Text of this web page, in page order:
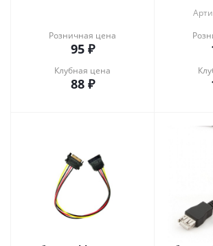
Розничная цена
95₽
Клубная цена
88₽